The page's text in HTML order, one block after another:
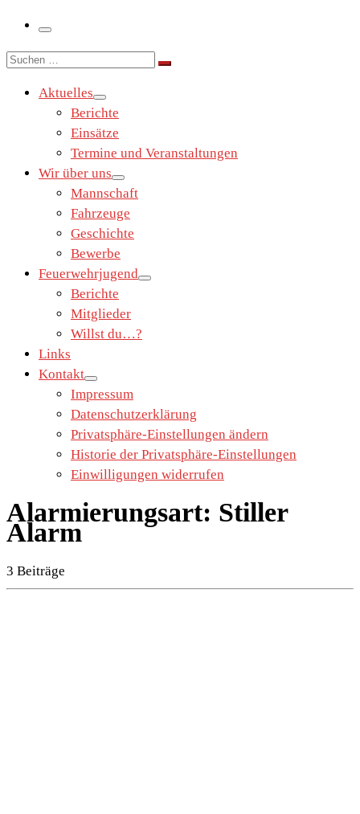
Menü
Suche
Suchen …
Aktuelles
Berichte
Einsätze
Termine und Veranstaltungen
Wir über uns
Mannschaft
Fahrzeuge
Geschichte
Bewerbe
Feuerwehrjugend
Berichte
Mitglieder
Willst du…?
Links
Kontakt
Impressum
Datenschutzerklärung
Privatsphäre-Einstellungen ändern
Historie der Privatsphäre-Einstellungen
Einwilligungen widerrufen
Alarmierungsart: Stiller
Alarm
3 Beiträge